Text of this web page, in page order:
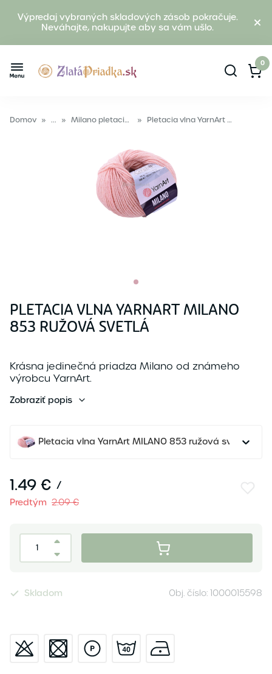
Výpredaj vybraných skladových zásob pokračuje.
Neváhajte, nakupujte aby sa vám ušlo.
0
Domov » ... » Milano pletacia vlna » Pletacia vlna YarnArt MILANO 853 ružová svetlá
PLETACIA VLNA YARNART MILANO
853 RUŽOVÁ SVETLÁ
Krásna jedinečná priadza Milano od známeho
výrobcu YarnArt.
Zobraziť popis
Pletacia vlna YarnArt MILANO 853 ružová svetlá
1.49 € /
Predtým 2.09 €
Skladom Obj. číslo: 1000015598